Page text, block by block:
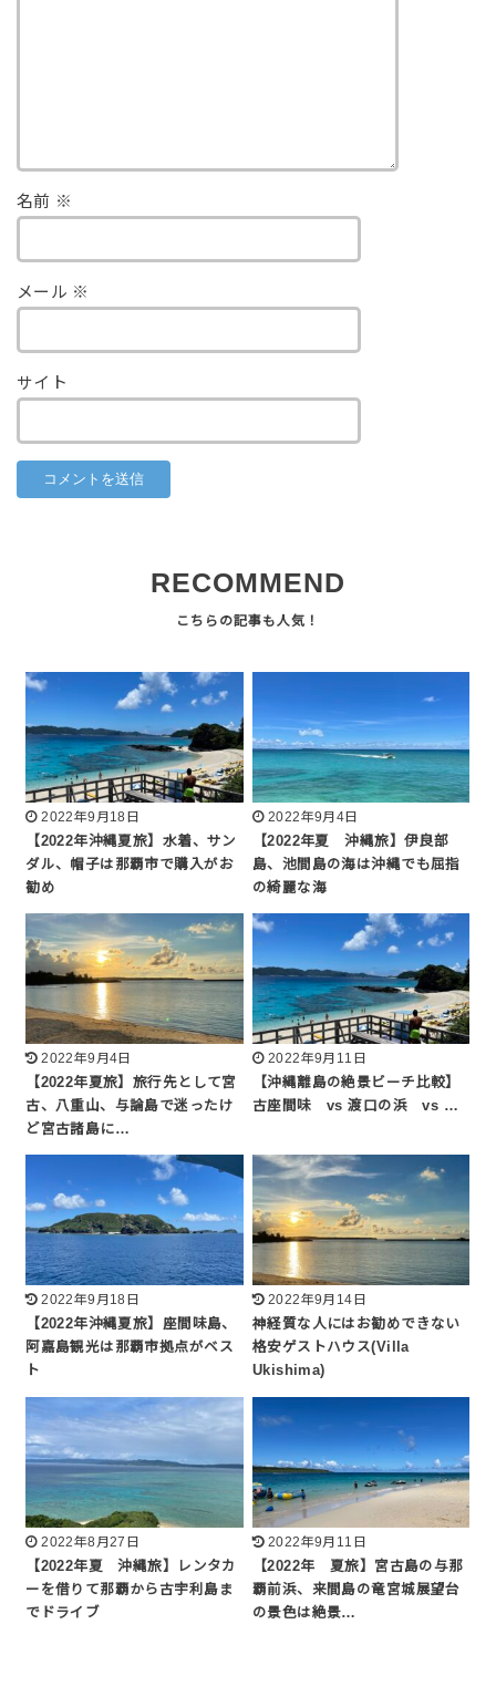
名前 ※
メール ※
サイト
RECOMMEND
2022年9月18日
【2022年沖縄夏旅】水着、サン
ダル、帽子は那覇市で購入がお
勧め
2022年9月4日
【2022年夏 沖縄旅】伊良部
島、池間島の海は沖縄でも屈指
の綺麗な海
2022年9月4日
【2022年夏旅】旅行先として宮
古、八重山、与論島で迷ったけ
ど宮古諸島に…
2022年9月11日
【沖縄離島の絶景ビーチ比較】
古座間味 vs 渡口の浜 vs …
2022年9月18日
【2022年沖縄夏旅】座間味島、
阿嘉島観光は那覇市拠点がベス
ト
2022年9月14日
神経質な人にはお勧めできない
格安ゲストハウス(Villa
Ukishima)
2022年8月27日
【2022年夏 沖縄旅】レンタカ
ーを借りて那覇から古宇利島ま
でドライブ
2022年9月11日
【2022年 夏旅】宮古島の与那
覇前浜、来間島の竜宮城展望台
の景色は絶景…